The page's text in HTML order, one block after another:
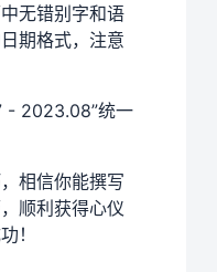
无错别字和语
期格式，注意
- 2023.08”统一
相信你能撰写
顺利获得心仪
！